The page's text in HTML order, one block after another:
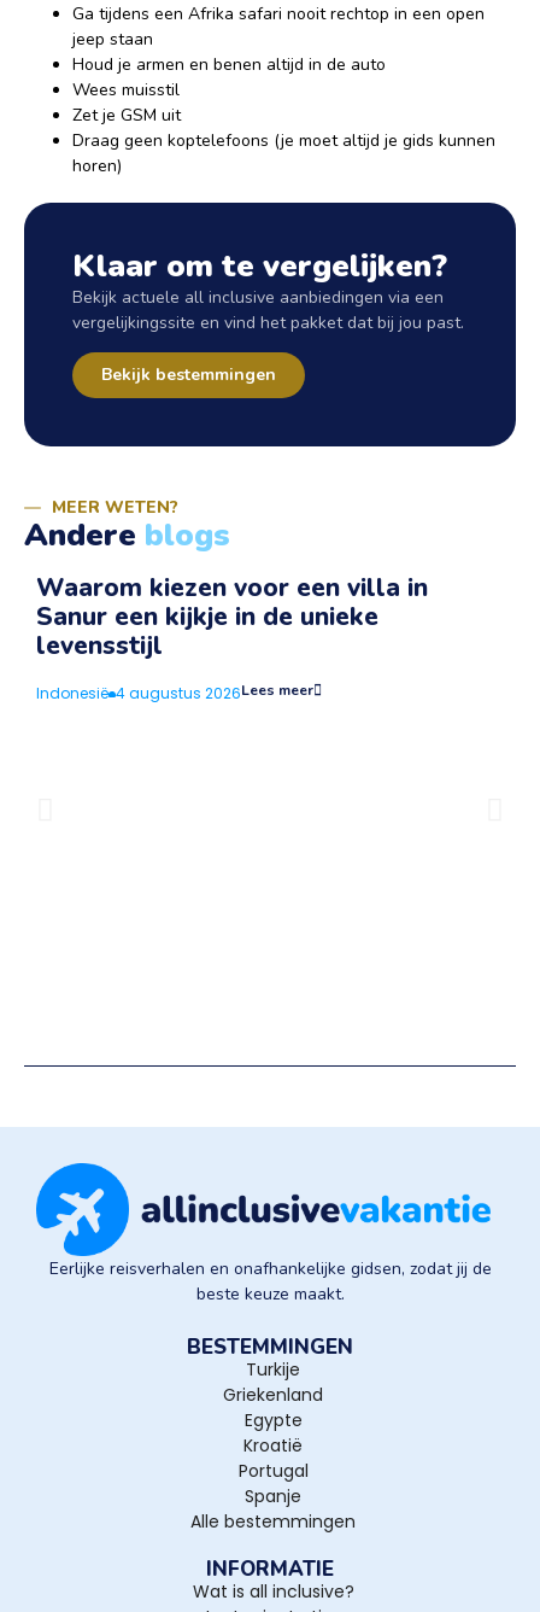
Ga tijdens een Afrika safari nooit rechtop in een open
jeep staan
Houd je armen en benen altijd in de auto
Wees muisstil
Zet je GSM uit
Draag geen koptelefoons (je moet altijd je gids kunnen
horen)
Klaar om te vergelijken?
Bekijk actuele all inclusive aanbiedingen via een
vergelijkingssite en vind het pakket dat bij jou past.
Bekijk bestemmingen
MEER WETEN?
Andere blogs
Waarom kiezen voor een villa in
Sanur een kijkje in de unieke
levensstijl
Indonesië 4 augustus 2026Lees meer
Eerlijke reisverhalen en onafhankelijke gidsen, zodat jij de
beste keuze maakt.
BESTEMMINGEN
Turkije
Griekenland
Egypte
Kroatië
Portugal
Spanje
Alle bestemmingen
INFORMATIE
Wat is all inclusive?